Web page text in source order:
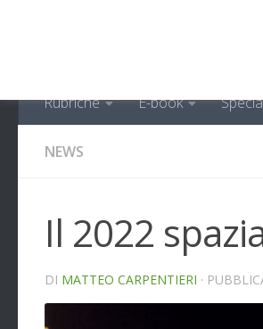
Rubriche E-book
NEWS
Il 2022
DI MATTEO CARPENTIERI ·